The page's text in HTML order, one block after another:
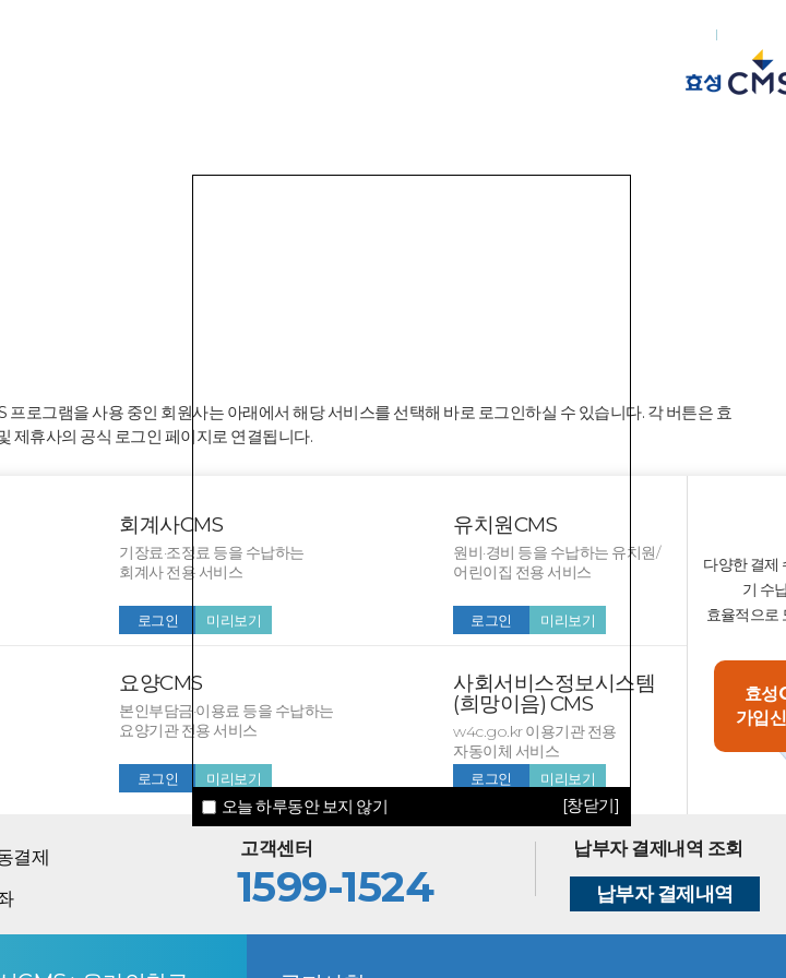
프로그램을 사용 중인 회원사는 아래에서 해당 서비스를 선택해 바로 로그인하실 수 있습니다. 각 버튼은 효
제휴사의 공식 로그인 페이지로 연결됩니다.
회계사CMS
기장료·조정료 등을 수납하는
회계사 전용 서비스
로그인 미리보기
유치원CMS
원비·경비 등을 수납하는 유치원/
어린이집 전용 서비스
로그인 미리보기
요양CMS
본인부담금·이용료 등을 수납하는
요양기관 전용 서비스
로그인 미리보기
사회서비스정보시스템
(희망이음) CMS
w4c.go.kr 이용기관 전용
자동이체 서비스
로그인 미리보기
다양한 결제
기 수
효율적으로
효성
가입
결제
고객센터
1599-1524
납부자 결제내역 조회
납부자 결제내역
오늘 하루동안 보지 않기 [창닫기]